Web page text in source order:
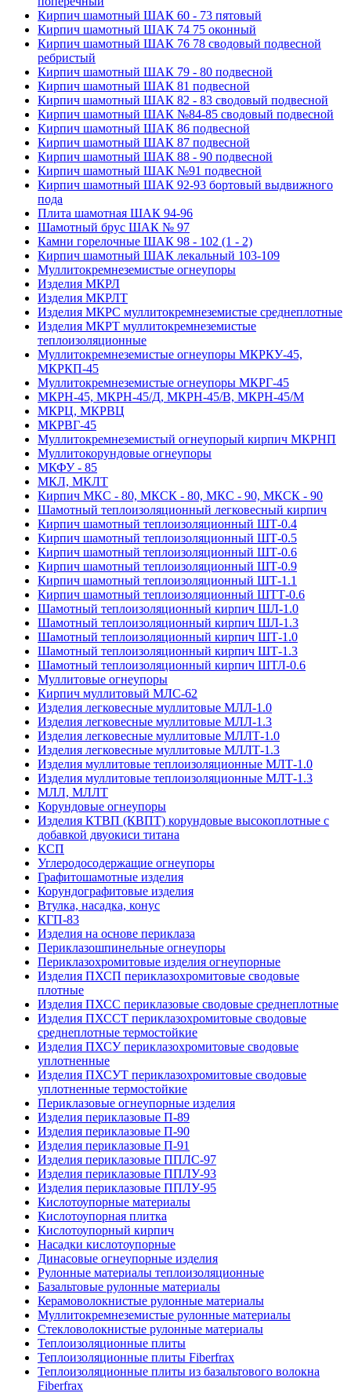
Кирпич шамотный ШАК 60 - 73 пятовый
Кирпич шамотный ШАК 74 75 оконный
Кирпич шамотный ШАК 76 78 сводовый подвесной
ребристый
Кирпич шамотный ШАК 79 - 80 подвесной
Кирпич шамотный ШАК 81 подвесной
Кирпич шамотный ШАК 82 - 83 сводовый подвесной
Кирпич шамотный ШАК №84-85 сводовый подвесной
Кирпич шамотный ШАК 86 подвесной
Кирпич шамотный ШАК 87 подвесной
Кирпич шамотный ШАК 88 - 90 подвесной
Кирпич шамотный ШАК №91 подвесной
Кирпич шамотный ШАК 92-93 бортовый выдвижного
пода
Плита шамотная ШАК 94-96
Шамотный брус ШАК № 97
Камни горелочные ШАК 98 - 102 (1 - 2)
Кирпич шамотный ШАК лекальный 103-109
Муллито­­кремнеземистые огнеупоры
Изделия МКРЛ
Изделия МКРЛТ
Изделия МКРС муллитокремнеземистые среднеплотные
Изделия МКРТ муллитокремнеземистые
теплоизоляционные
Муллитокремнеземистые огнеупоры МКРКУ-45,
МКРКП-45
Муллитокремнеземистые огнеупоры МКРГ-45
МКРН-45, МКРН-45/Д, МКРН-45/В, МКРН-45/М
МКРЦ, МКРВЦ
МКРВГ-45
Муллитокремнеземистый огнеупорый кирпич МКРНП
Муллито­корундовые огнеупоры
МКФУ - 85
МКЛ, МКЛТ
Кирпич МКС - 80, МКСК - 80, МКС - 90, МКСК - 90
Шамотный тепло­изоляционный легковесный кирпич
Кирпич шамотный теплоизоляционный ШТ-0.4
Кирпич шамотный теплоизоляционный ШТ-0.5
Кирпич шамотный теплоизоляционный ШТ-0.6
Кирпич шамотный теплоизоляционный ШТ-0.9
Кирпич шамотный теплоизоляционный ШТ-1.1
Кирпич шамотный теплоизоляционный ШТТ-0.6
Шамотный теплоизоляционный кирпич ШЛ-1.0
Шамотный теплоизоляционный кирпич ШЛ-1.3
Шамотный теплоизоляционный кирпич ШТ-1.0
Шамотный теплоизоляционный кирпич ШТ-1.3
Шамотный теплоизоляционный кирпич ШТЛ-0.6
Муллитовые огнеупоры
Кирпич муллитовый МЛС-62
Изделия легковесные муллитовые МЛЛ-1.0
Изделия легковесные муллитовые МЛЛ-1.3
Изделия легковесные муллитовые МЛЛТ-1.0
Изделия легковесные муллитовые МЛЛТ-1.3
Изделия муллитовые теплоизоляционные МЛТ-1.0
Изделия муллитовые теплоизоляционные МЛТ-1.3
МЛЛ, МЛЛТ
Корундовые огнеупоры
Изделия КТВП (КВПТ) корундовые высокоплотные с
добавкой двуокиси титана
КСП
Углеродо­содержащие огнеупоры
Графитошамотные изделия
Корундографитовые изделия
Втулка, насадка, конус
КГП-83
Изделия на основе периклаза
Периклазошпинельные огнеупоры
Периклазохромитовые изделия огнеупорные
Изделия ПХСП периклазохромитовые сводовые
плотные
Изделия ПХСС периклазовые сводовые среднеплотные
Изделия ПХССТ периклазохромитовые сводовые
среднеплотные термостойкие
Изделия ПХСУ периклазохромитовые сводовые
уплотненные
Изделия ПХСУТ периклазохромитовые сводовые
уплотненные термостойкие
Периклазовые огнеупорные изделия
Изделия периклазовые П-89
Изделия периклазовые П-90
Изделия периклазовые П-91
Изделия периклазовые ППЛС-97
Изделия периклазовые ППЛУ-93
Изделия периклазовые ППЛУ-95
Кислотоупорные материалы
Кислотоупорная плитка
Кислотоупорный кирпич
Насадки кислотоупорные
Динасовые огнеупорные изделия
Рулонные материалы теплоизоляционные
Базальтовые рулонные материалы
Керамоволокнистые рулонные материалы
Муллитокремнеземистые рулонные материалы
Стекловолокнистые рулонные материалы
Тепло­изоляционные плиты
Теплоизоляционные плиты Fiberfrax
Теплоизоляционные плиты из базальтового волокна
Fiberfrax